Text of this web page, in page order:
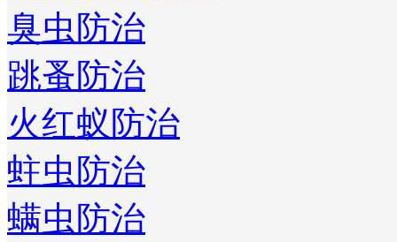
臭虫防治
跳蚤防治
火红蚁防治
蛀虫防治
螨虫防治